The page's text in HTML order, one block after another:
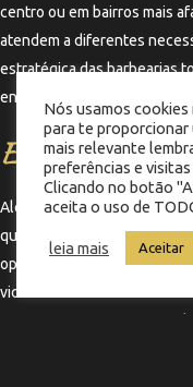
centro ou em bairros mais
atendem a diferentes
estratégica das barbearias
encaixe na sua rotina.
Estúdios de
Além das barbearias, São
que complementam a
optam por fazer tatuagens
vida. Os estúdios oferecem
Nós usamos
para te proporcionar
mais relevante
preferências e
Clicando no botão
aceita o uso de
leia mais Aceitar